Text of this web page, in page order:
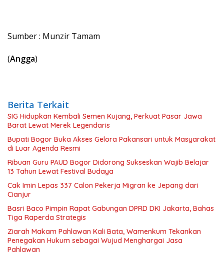
Sumber : Munzir Tamam
(Angga)
Berita Terkait
SIG Hidupkan Kembali Semen Kujang, Perkuat Pasar Jawa
Barat Lewat Merek Legendaris
Bupati Bogor Buka Akses Gelora Pakansari untuk Masyarakat
di Luar Agenda Resmi
Ribuan Guru PAUD Bogor Didorong Sukseskan Wajib Belajar
13 Tahun Lewat Festival Budaya
Cak Imin Lepas 337 Calon Pekerja Migran ke Jepang dari
Cianjur
Basri Baco Pimpin Rapat Gabungan DPRD DKI Jakarta, Bahas
Tiga Raperda Strategis
Ziarah Makam Pahlawan Kali Bata, Wamenkum Tekankan
Penegakan Hukum sebagai Wujud Menghargai Jasa
Pahlawan